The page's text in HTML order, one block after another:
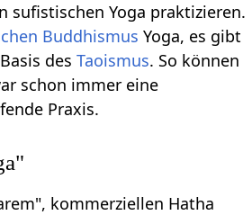
sufistischen Yoga praktizieren.
Buddhismus Yoga, es gibt
desTaoismus. So können
schon immer eine
Praxis.
kommerziellen Hatha